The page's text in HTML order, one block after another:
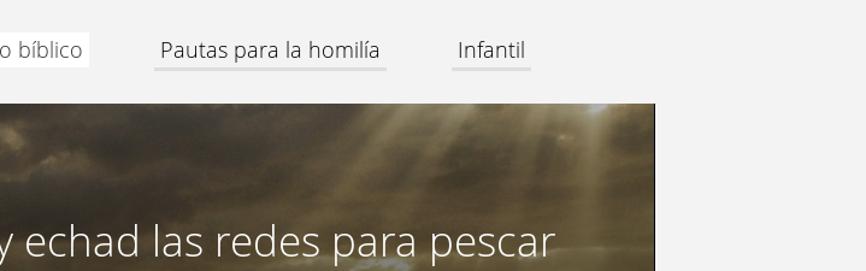
bíblico Pautas para la homilía Infantil
echad las redes para pescar